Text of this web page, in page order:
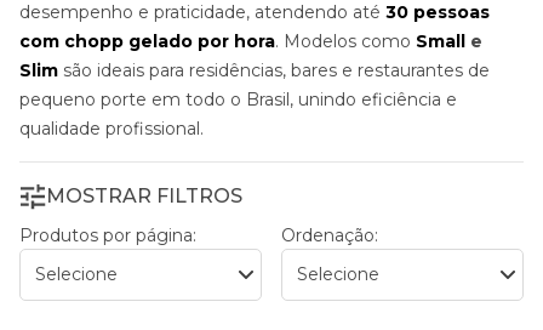
desempenho e praticidade, atendendo até 30 pessoas
com chopp gelado por hora. Modelos como Small e
Slim são ideais para residências, bares e restaurantes de
pequeno porte em todo o Brasil, unindo eficiência e
qualidade profissional.
MOSTRAR FILTROS
Produtos por página: Ordenação: